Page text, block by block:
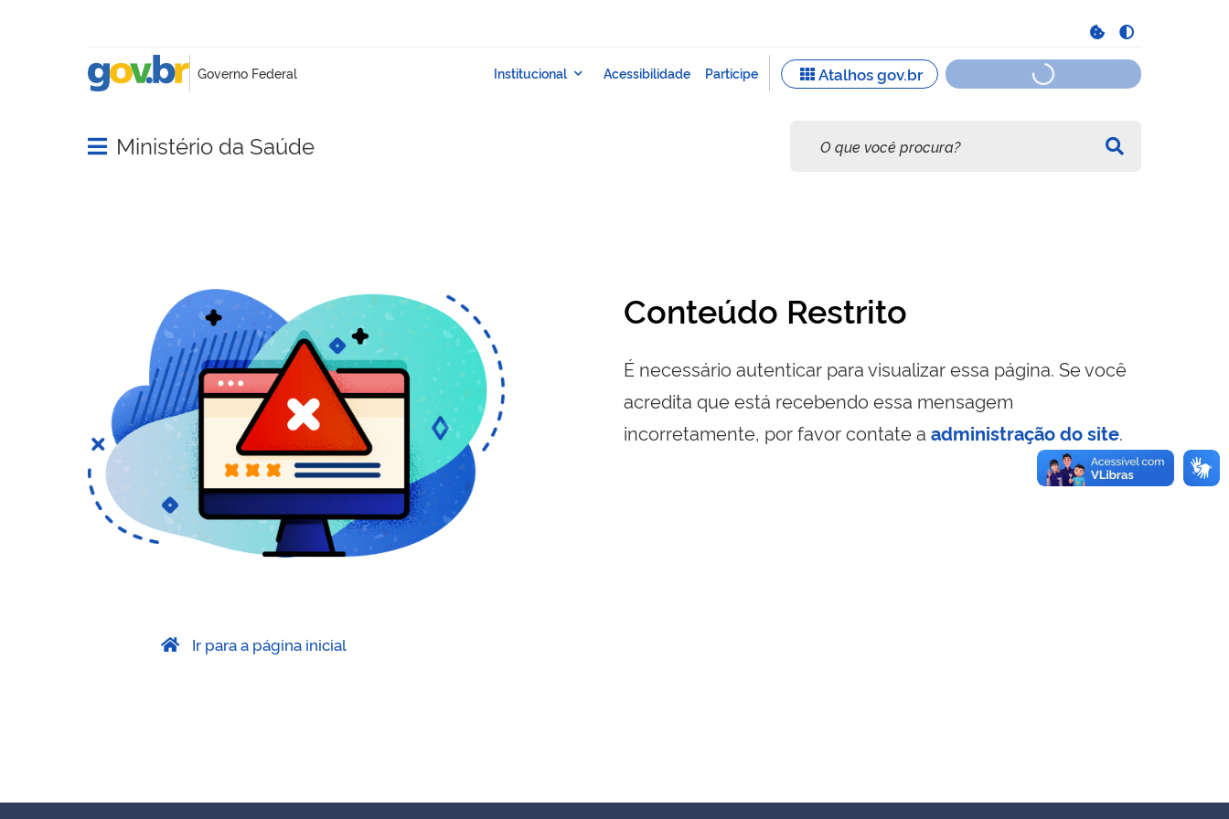
Abrir menu principal de navegação
Ministério da Saúde
Conteúdo Restrito
É necessário autenticar para visualizar essa página. Se você
acredita que está recebendo essa mensagem
incorretamente, por favor contate a administração do site.
Ir para a página inicial